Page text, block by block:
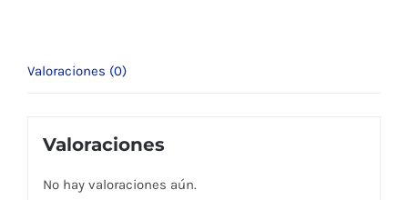
Valoraciones (0)
Valoraciones
No hay valoraciones aún.